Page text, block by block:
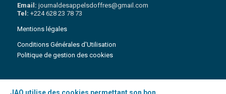
Email:journaldesappelsdoffres@gmail.com
Tel:+224 628 23 78 73
Mentions légales
Conditions Générales d'Utilisation
Politique de gestion des cookies